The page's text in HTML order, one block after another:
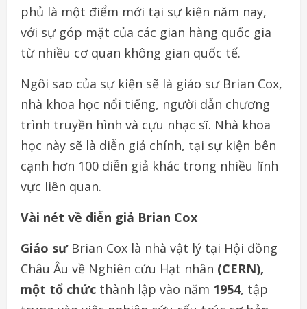
phủ là một điểm mới tại sự kiện năm nay,
với sự góp mặt của các gian hàng quốc gia
từ nhiều cơ quan không gian quốc tế.
Ngôi sao của sự kiện sẽ là giáo sư Brian Cox,
nhà khoa học nổi tiếng, người dẫn chương
trình truyền hình và cựu nhạc sĩ. Nhà khoa
học này sẽ là diễn giả chính, tại sự kiện bên
cạnh hơn 100 diễn giả khác trong nhiều lĩnh
vực liên quan.
Vài nét về diễn giả Brian Cox
Giáo sư Brian Cox là nhà vật lý tại Hội đồng
Châu Âu về Nghiên cứu Hạt nhân (CERN),
một tổ chức thành lập vào năm 1954, tập